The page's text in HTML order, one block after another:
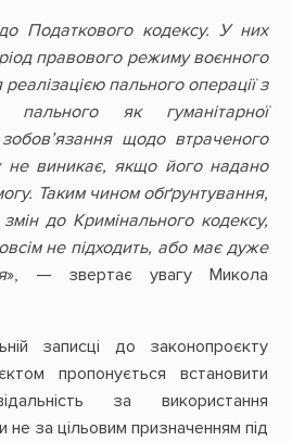
Податкового кодексу. У них
правового режиму воєнного
пального операції з
пального як гуманітарної
щодо втраченого
не виникає, якщо його надано
Таким чином обґрунтування,
до Кримінального кодексу,
не підходить, або має дуже
», — звертає увагу Микола
записці до законопроєкту
пропонується встановити
за використання
не за цільовим призначенням під